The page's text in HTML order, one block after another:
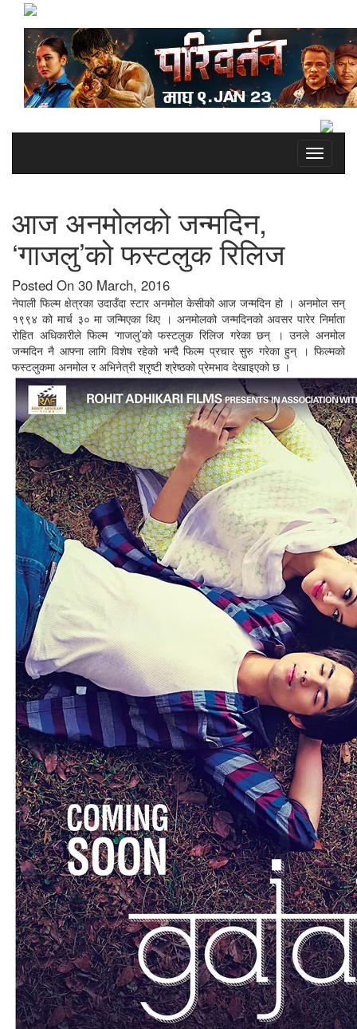
Toggle
आज अनमोलको जन्मदिन,
‘गाजलु’को फस्टलुक रिलिज
Posted On 30 March, 2016
नेपाली फिल्म क्षेत्रका उदाउँदा स्टार अनमोल केसीको आज जन्मदिन हो । अनमोल सन्
१९९४ को मार्च ३० मा जन्मिएका थिए । अनमोलको जन्मदिनको अवसर पारेर निर्माता
रोहित अधिकारीले फिल्म ‘गाजलु’को फस्टलुक रिलिज गरेका छन् । उनले अनमोल
जन्मदिन नै आफ्ना लागि विशेष रहेको भन्दै फिल्म प्रचार सुरु गरेका हुन् । फिल्मको
फस्टलुकमा अनमोल र अभिनेत्री श्रृष्टी श्रेष्ठको प्रेमभाव देखाइएको छ ।